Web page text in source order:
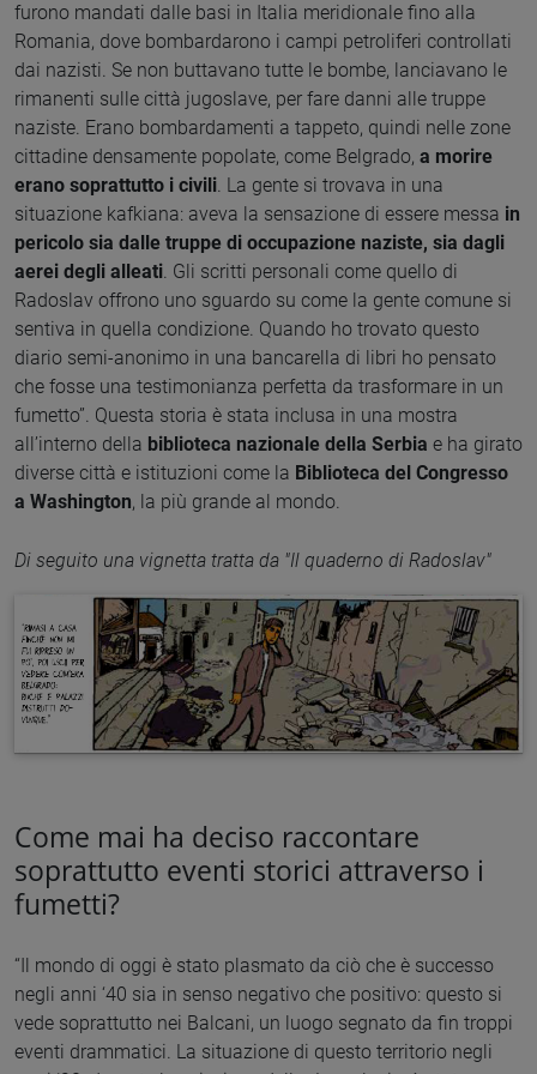
furono mandati dalle basi in Italia meridionale fino alla
Romania, dove bombardarono i campi petroliferi controllati
dai nazisti. Se non buttavano tutte le bombe, lanciavano le
rimanenti sulle città jugoslave, per fare danni alle truppe
naziste. Erano bombardamenti a tappeto, quindi nelle zone
cittadine densamente popolate, come Belgrado, a morire
erano soprattutto i civili . La gente si trovava in una
situazione kafkiana: aveva la sensazione di essere messa in
pericolo sia dalle truppe di occupazione naziste, sia dagli
aerei degli alleati . Gli scritti personali come quello di
Radoslav offrono uno sguardo su come la gente comune si
sentiva in quella condizione. Quando ho trovato questo
diario semi-anonimo in una bancarella di libri ho pensato
che fosse una testimonianza perfetta da trasformare in un
fumetto”. Questa storia è stata inclusa in una mostra
all’interno della biblioteca nazionale della Serbia e ha girato
diverse città e istituzioni come la Biblioteca del Congresso
a Washington, la più grande al mondo.
Di seguito una vignetta tratta da "Il quaderno di Radoslav"
Come mai ha deciso raccontare
soprattutto eventi storici attraverso i
fumetti?
“Il mondo di oggi è stato plasmato da ciò che è successo
negli anni ‘40 sia in senso negativo che positivo: questo si
vede soprattutto nei Balcani, un luogo segnato da fin troppi
eventi drammatici. La situazione di questo territorio negli